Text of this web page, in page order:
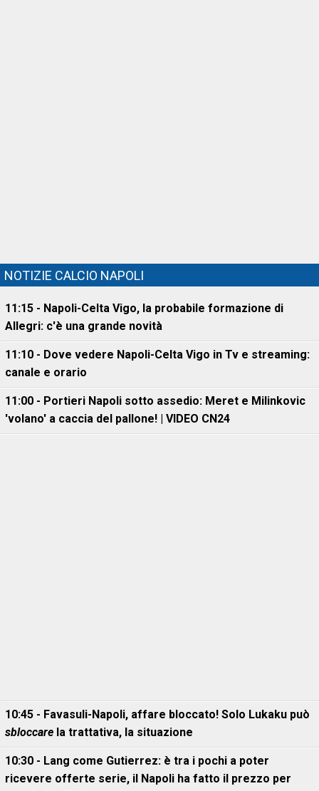
NOTIZIE CALCIO NAPOLI
11:15 - Napoli-Celta Vigo, la probabile formazione di
Allegri: c'è una grande novità
11:10 - Dove vedere Napoli-Celta Vigo in Tv e streaming:
canale e orario
11:00 - Portieri Napoli sotto assedio: Meret e Milinkovic
'volano' a caccia del pallone! | VIDEO CN24
10:45 - Favasuli-Napoli, affare bloccato! Solo Lukaku può
sbloccare la trattativa, la situazione
10:30 - Lang come Gutierrez: è tra i pochi a poter
ricevere offerte serie, il Napoli ha fatto il prezzo per